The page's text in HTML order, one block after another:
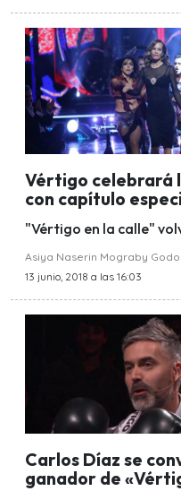
Vértigo celebrará
con capítulo
"Vértigo en la calle"
Asiya Naserin Mograby
13 junio, 2018 a las 16:03
Carlos Díaz se
ganador de